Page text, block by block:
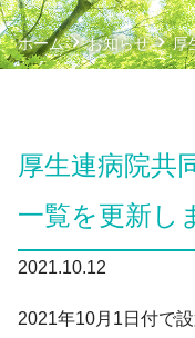
患者様へ
共同治験審査
お問い合わせ
ホーム お知らせ 厚
厚生連病院共
一覧を更新し
2021.10.12
2021年10月1日付で